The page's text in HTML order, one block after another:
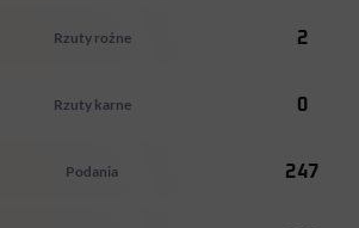
Rzuty rożne 2
Rzuty karne 0
Podania 247